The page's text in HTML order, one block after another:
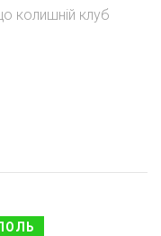
колишній клуб